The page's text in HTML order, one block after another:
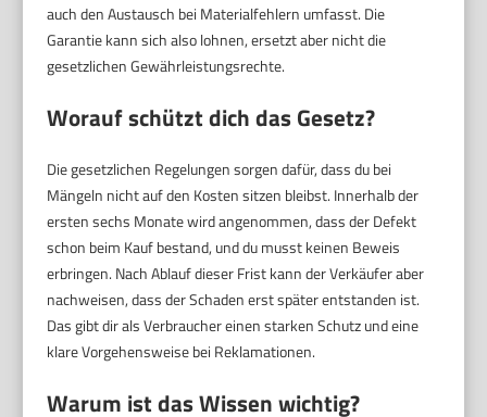
auch den Austausch bei Materialfehlern umfasst. Die
Garantie kann sich also lohnen, ersetzt aber nicht die
gesetzlichen Gewährleistungsrechte.
Worauf schützt dich das Gesetz?
Die gesetzlichen Regelungen sorgen dafür, dass du bei
Mängeln nicht auf den Kosten sitzen bleibst. Innerhalb der
ersten sechs Monate wird angenommen, dass der Defekt
schon beim Kauf bestand, und du musst keinen Beweis
erbringen. Nach Ablauf dieser Frist kann der Verkäufer aber
nachweisen, dass der Schaden erst später entstanden ist.
Das gibt dir als Verbraucher einen starken Schutz und eine
klare Vorgehensweise bei Reklamationen.
Warum ist das Wissen wichtig?